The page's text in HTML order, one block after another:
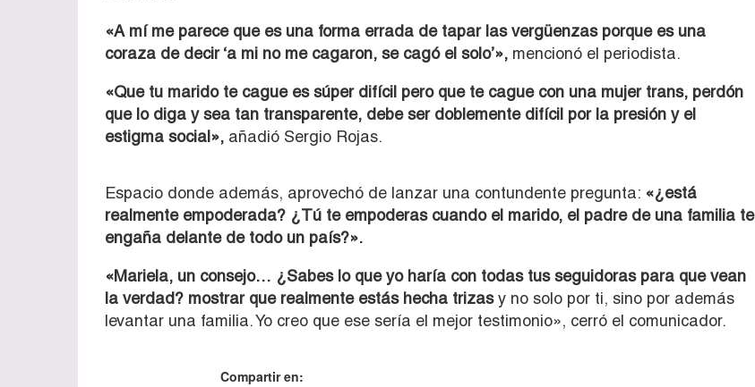
«A mí me parece que es una forma errada de tapar las vergüenzas porque es una
coraza de decir ‘a mi no me cagaron, se cagó el solo’», mencionó el periodista.
«Que tu marido te cague es súper difícil pero que te cague con una mujer trans, perdón
que lo diga y sea tan transparente, debe ser doblemente difícil por la presión y el
estigma social», añadió Sergio Rojas.
Espacio donde además, aprovechó de lanzar una contundente pregunta: «¿está
realmente empoderada? ¿Tú te empoderas cuando el marido, el padre de una familia te
engaña delante de todo un país?».
«Mariela, un consejo… ¿Sabes lo que yo haría con todas tus seguidoras para que vean
la verdad? mostrar que realmente estás hecha trizasy no solo por ti, sino por además
levantar una familia. Yo creo que ese sería el mejor testimonio», cerró el comunicador.
Compartir en: